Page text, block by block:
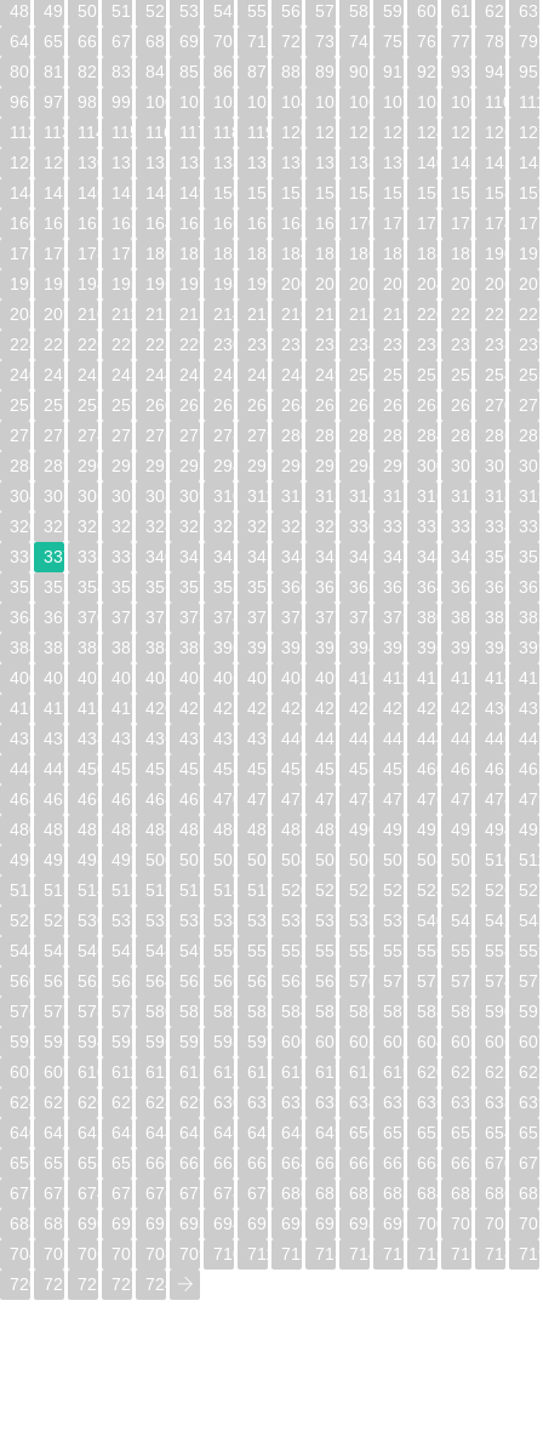
48
49 50 51 52 53 54 55 56 57 58 59 60 61 62
63
64
65 66 67 68 69 70 71 72 73 74 75 76 77 78
79
80
81 82 83 84 85 86 87 88 89 90 91 92 93 94
95
96
97 98 99 100 101 102 103 104 105 106 107 108 109 110
112
113 114 115 116 117 118 119 120 121 122 123 124 125 126
128
129 130 131 132 133 134 135 136 137 138 139 140 141 142
144
145 146 147 148 149 150 151 152 153 154 155 156 157 158
160
161 162 163 164 165 166 167 168 169 170 171 172 173 174
176
177 178 179 180 181 182 183 184 185 186 187 188 189 190
192
193 194 195 196 197 198 199 200 201 202 203 204 205 206
208
209 210 211 212 213 214 215 216 217 218 219 220 221 222
224
225 226 227 228 229 230 231 232 233 234 235 236 237 238
240
241 242 243 244 245 246 247 248 249 250 251 252 253 254
256
257 258 259 260 261 262 263 264 265 266 267 268 269 270
272
273 274 275 276 277 278 279 280 281 282 283 284 285 286
288
289 290 291 292 293 294 295 296 297 298 299 300 301 302
304
305 306 307 308 309 310 311 312 313 314 315 316 317 318
320
321 322 323 324 325 326 327 328 329 330 331 332 333 334
336
337 338 339 340 341 342 343 344 345 346 347 348 349 350
352
353 354 355 356 357 358 359 360 361 362 363 364 365 366
368
369 370 371 372 373 374 375 376 377 378 379 380 381 382
384
385 386 387 388 389 390 391 392 393 394 395 396 397 398
400
401 402 403 404 405 406 407 408 409 410 411 412 413 414
416
417 418 419 420 421 422 423 424 425 426 427 428 429 430
432
433 434 435 436 437 438 439 440 441 442 443 444 445 446
448
449 450 451 452 453 454 455 456 457 458 459 460 461 462
464
465 466 467 468 469 470 471 472 473 474 475 476 477 478
480
481 482 483 484 485 486 487 488 489 490 491 492 493 494
496
497 498 499 500 501 502 503 504 505 506 507 508 509 510
512
513 514 515 516 517 518 519 520 521 522 523 524 525 526
528
529 530 531 532 533 534 535 536 537 538 539 540 541 542
544
545 546 547 548 549 550 551 552 553 554 555 556 557 558
560
561 562 563 564 565 566 567 568 569 570 571 572 573 574
576
577 578 579 580 581 582 583 584 585 586 587 588 589 590
592
593 594 595 596 597 598 599 600 601 602 603 604 605 606
608
609 610 611 612 613 614 615 616 617 618 619 620 621 622
624
625 626 627 628 629 630 631 632 633 634 635 636 637 638
640
641 642 643 644 645 646 647 648 649 650 651 652 653 654
656
657 658 659 660 661 662 663 664 665 666 667 668 669 670
672
673 674 675 676 677 678 679 680 681 682 683 684 685 686
688
689 690 691 692 693 694 695 696 697 698 699 700 701 702
704
705 706 707 708 709 710 711 712 713 714 715 716 717 718
720
721 722 723 724